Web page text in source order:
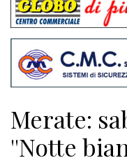
commenti
Contenuti
del
sito
Associazioni
Meteo
Merate:
''Notte